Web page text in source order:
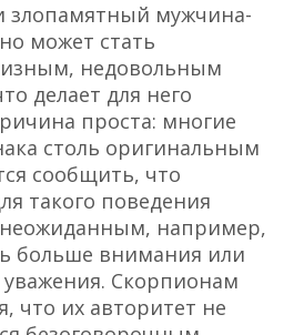
злопамятный мужчина-
может стать
недовольным
делает для него
проста: многие
столь оригинальным
сообщить, что
такого поведения
например,
больше внимания или
Скорпионам
что их авторитет не